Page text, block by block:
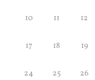
10 11 12
17 18 19
24 25 26